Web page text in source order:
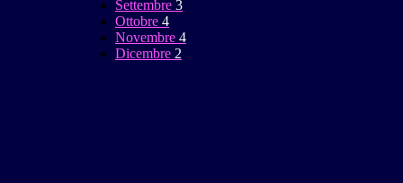
Settembre 3
Ottobre 4
Novembre 4
Dicembre 2